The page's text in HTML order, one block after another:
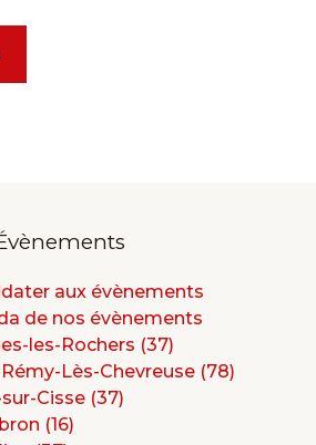
aux évènements
de nos évènements
les-Rochers (37)
Lès-Chevreuse (78)
Cisse (37)
(16)